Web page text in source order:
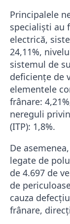
Principalele
specialiști au
electrică,
24,11%,
sistemul de
deficiențe de
elementele
frânare:
nereguli
(ITP): 1,8%.
De
legate de
de 4.697 de
de
cauza
frânare,